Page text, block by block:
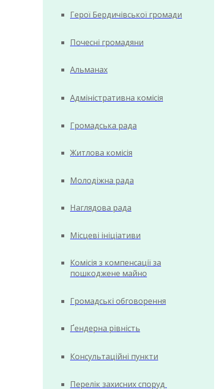
Герої Бердичівської громади
Почесні громадяни
Альманах
Адміністративна комісія
Громадська рада
Житлова комісія
Молодіжна рада
Наглядова рада
Місцеві ініціативи
Комісія з компенсації за
пошкоджене майно
Громадські обговорення
Ґендерна рівність
Консультаційні пункти
Перелік захисних споруд